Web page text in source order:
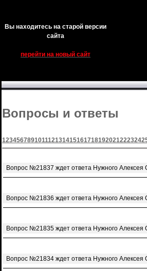
Вы находитесь на старой версии
сайта
перейти на новый сайт
Вопросы и ответы
123456789101112131415161718192021222324
Вопрос №21837 ждет ответа Нужного Алексея
Вопрос №21836 ждет ответа Нужного Алексея
Вопрос №21835 ждет ответа Нужного Алексея
Вопрос №21834 ждет ответа Нужного Алексея